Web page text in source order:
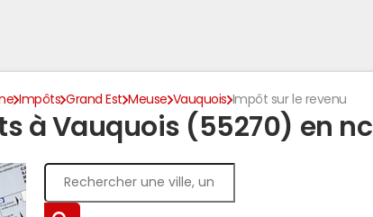
Impôts Grand Est Meuse Vauquois Impôt sur le revenu
à Vauquois (55270) en nc